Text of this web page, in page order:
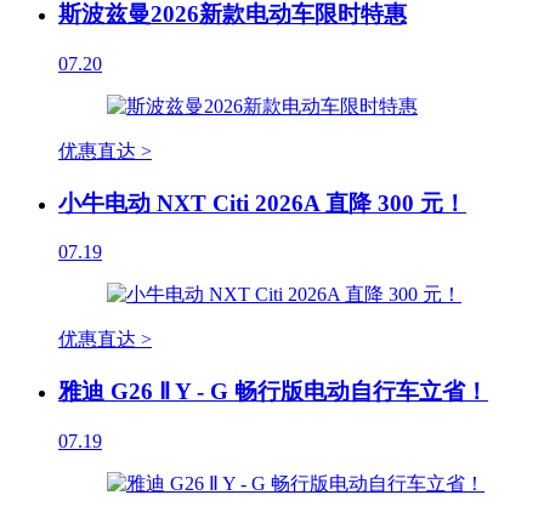
斯波兹曼2026新款电动车限时特惠
07.20
优惠直达 >
小牛电动 NXT Citi 2026A 直降 300 元！
07.19
优惠直达 >
雅迪 G26 Ⅱ Y - G 畅行版电动自行车立省！
07.19